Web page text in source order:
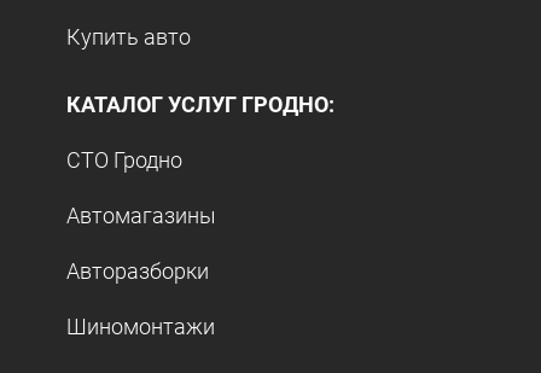
Купить авто
КАТАЛОГ УСЛУГ ГРОДНО:
СТО Гродно
Автомагазины
Авторазборки
Шиномонтажи